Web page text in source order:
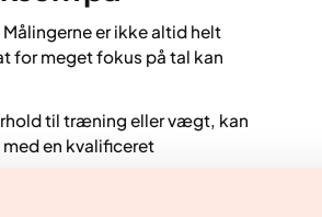
er ikke altid helt
for meget fokus på tal kan
til træning eller vægt, kan
en kvalificeret